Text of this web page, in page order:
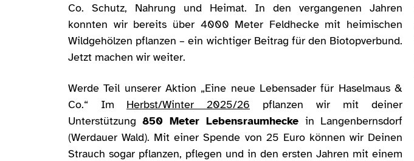
Co. Schutz, Nahrung und Heimat. In den vergangenen Jahren
konnten wir bereits über 4000 Meter Feldhecke mit heimischen
Wildgehölzen pflanzen – ein wichtiger Beitrag für den Biotopverbund.
Jetzt machen wir weiter.
Werde Teil unserer Aktion „Eine neue Lebensader für Haselmaus &
Co.“ Im Herbst/Winter 2025/26 pflanzen wir mit deiner
Unterstützung 850 Meter Lebensraumhecke in Langenbernsdorf
(Werdauer Wald). Mit einer Spende von 25 Euro können wir Deinen
Strauch sogar pflanzen, pflegen und in den ersten Jahren mit einem